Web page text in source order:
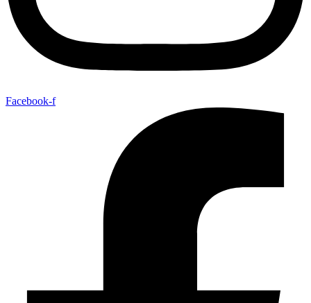
Facebook-f